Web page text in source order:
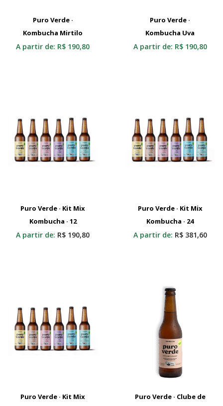
Selecionar
Puro Verde ·
Kombucha Mirtilo
A partir de: R$ 190,80
Selecionar
Puro Verde ·
Kombucha Uva
A partir de: R$190,80
Adicionar Ao Carrinho
Puro Verde · Kit Mix
Kombucha · 12
A partir de: R$ 190,80
Adicionar Ao Carrinho
Puro Verde · Kit Mix
Kombucha · 24
A partir de: R$381,60
Puro Verde · Kit Mix
Puro Verde · Clube de